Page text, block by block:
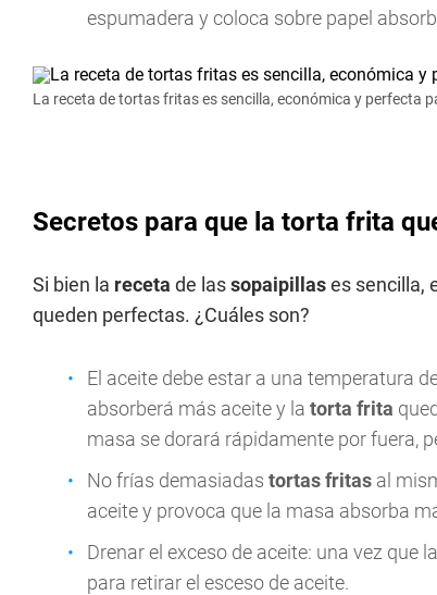
espumadera y coloca sobre papel
La receta de tortas fritas es sencilla, económica y perfecta
Secretos para que la torta frita
Si bien la receta de lassopaipillases sencilla,
queden perfectas. ¿Cuáles son?
El aceite debe estar a una temperatura
absorberá más aceite y la torta frita
masa se dorará rápidamente por fuera,
No frías demasiadas tortas fritas al
aceite y provoca que la masa absorba
Drenar el exceso de aceite: una vez que
para retirar el esceso de aceite.